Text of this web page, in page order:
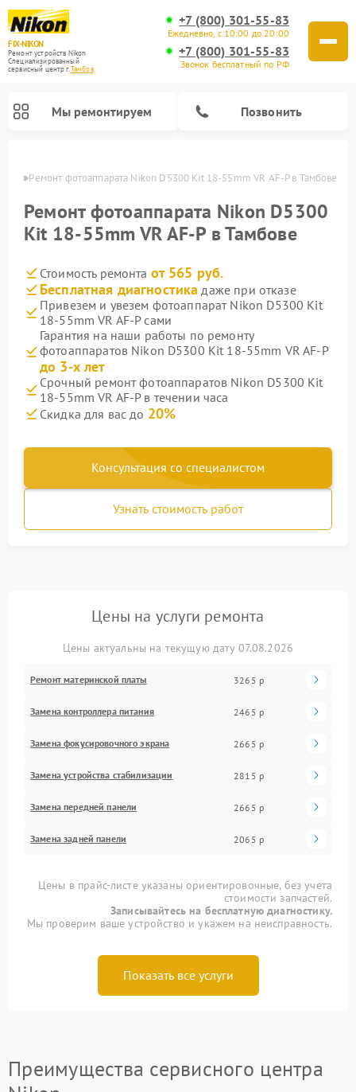
FIX-NIKON
Ремонт устройств Nikon
Специализированный
cервисный центр г.Тамбов
+7 (800) 301-55-83
Ежедневно, с 10:00 до 20:00
+7 (800) 301-55-83
Звонок бесплатный по РФ
Мы ремонтируем Позвонить
Ремонт фотоаппарата Nikon D5300 Kit 18-55mm VR AF-P в Тамбове
Ремонт фотоаппарата Nikon D5300
Kit 18-55mm VR AF-P в Тамбове
Стоимость ремонта от 565 руб.
Бесплатная диагностика даже при отказе
Привезем и увезем фотоаппарат Nikon D5300 Kit
18-55mm VR AF-P сами
Гарантия на наши работы по ремонту
фотоаппаратов Nikon D5300 Kit 18-55mm VR AF-P
до 3-х лет
Срочный ремонт фотоаппаратов Nikon D5300 Kit
18-55mm VR AF-P в течении часа
Скидка для вас до 20%
Консультация со специалистом
Узнать стоимость работ
Цены на услуги ремонта
Цены актуальны на текущую дату 07.08.2026
Ремонт материнской платы 3265 р
Замена контроллера питания 2465 р
Замена фокусировочного экрана 2665 р
Замена устройства стабилизации 2815 р
Замена передней панели 2665 р
Замена задней панели 2065 р
Цены в прайс-листе указаны ориентировочные, без учета
стоимости запчастей.
Записывайтесь на бесплатную диагностику.
Мы проверим ваше устройство и укажем на неисправность.
Показать все услуги
Преимущества сервисного центра